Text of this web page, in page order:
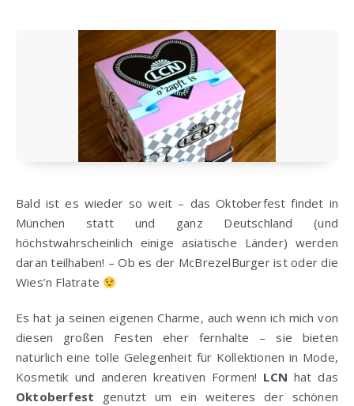
Bald ist es wieder so weit – das Oktoberfest findet in
München statt und ganz Deutschland (und
höchstwahrscheinlich einige asiatische Länder) werden
daran teilhaben! – Ob es der McBrezelBurger ist oder die
Wies’n Flatrate
Es hat ja seinen eigenen Charme, auch wenn ich mich von
diesen großen Festen eher fernhalte – sie bieten
natürlich eine tolle Gelegenheit für Kollektionen in Mode,
Kosmetik und anderen kreativen Formen! LCN hat das
Oktoberfest genutzt um ein weiteres der schönen